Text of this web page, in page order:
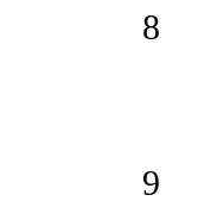
8
9